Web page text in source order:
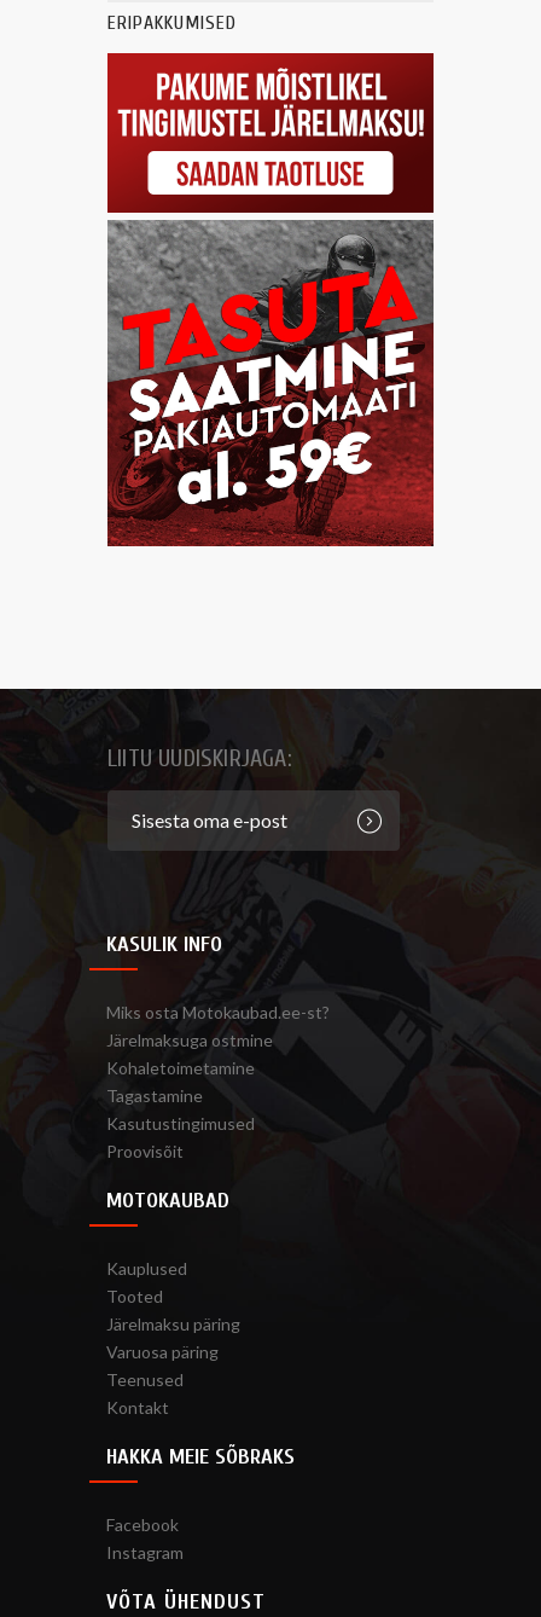
ERIPAKKUMISED
LIITU UUDISKIRJAGA:
KASULIK INFO
Miks osta Motokaubad.ee-st?
Järelmaksuga ostmine
Kohaletoimetamine
Tagastamine
Kasutustingimused
Proovisõit
MOTOKAUBAD
Kauplused
Tooted
Järelmaksu päring
Varuosa päring
Teenused
Kontakt
HAKKA MEIE SÕBRAKS
Facebook
Instagram
VÕTA ÜHENDUST